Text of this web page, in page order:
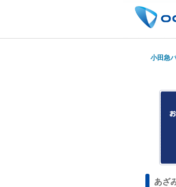
小田急
あざ